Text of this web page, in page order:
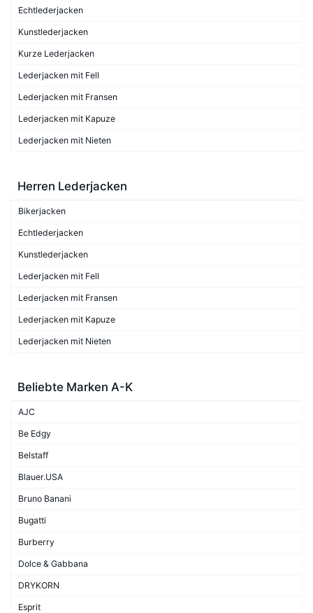
Echtlederjacken
Kunstlederjacken
Kurze Lederjacken
Lederjacken mit Fell
Lederjacken mit Fransen
Lederjacken mit Kapuze
Lederjacken mit Nieten
Herren Lederjacken
Bikerjacken
Echtlederjacken
Kunstlederjacken
Lederjacken mit Fell
Lederjacken mit Fransen
Lederjacken mit Kapuze
Lederjacken mit Nieten
Beliebte Marken A-K
AJC
Be Edgy
Belstaff
Blauer.USA
Bruno Banani
Bugatti
Burberry
Dolce & Gabbana
DRYKORN
Esprit